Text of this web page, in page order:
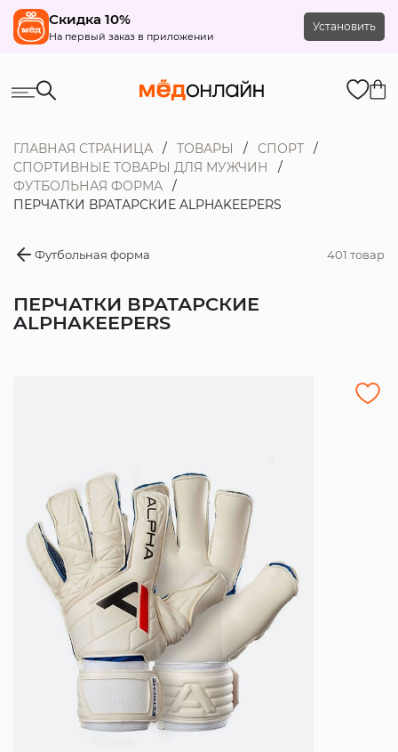
Скидка 10%
На первый заказ в приложении
Установить
ГЛАВНАЯ СТРАНИЦА ТОВАРЫ
СПОРТ
СПОРТИВНЫЕ ТОВАРЫ ДЛЯ МУЖЧИН
ФУТБОЛЬНАЯ ФОРМА
ПЕРЧАТКИ ВРАТАРСКИЕ ALPHAKEEPERS
Футбольная форма 401 товар
ПЕРЧАТКИ ВРАТАРСКИЕ
ALPHAKEEPERS